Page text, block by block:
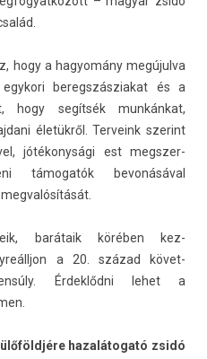
hogy a hagyomány megújulva
be­regszás­ziakat és a
hogy segítsék munkánkat,
életükről. Ter­veink szerint
jótékonysági est megszer­
támogatók bevonásával
barátaik körében kez­
a 20. század követ­
Érdeklődni lehet a
hazalátogató zsidó